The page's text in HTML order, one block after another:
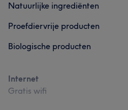
Natuurlijke ingrediënten
Proefdiervrije producten
Biologische producten
Internet
Gratis wifi